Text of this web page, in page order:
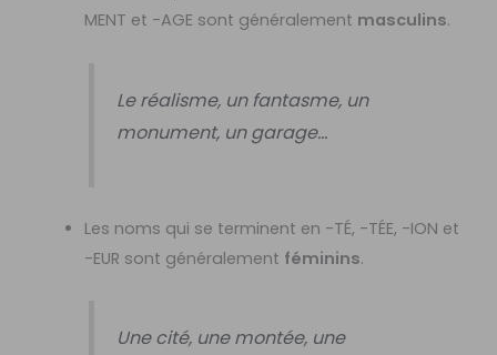
MENT et -AGE sont généralement masculins.
Le réalisme, un fantasme, un
monument, un garage…
Les noms qui se terminent en -TÉ, -TÉE, -ION et
-EUR sont généralement féminins.
Une cité, une montée, une